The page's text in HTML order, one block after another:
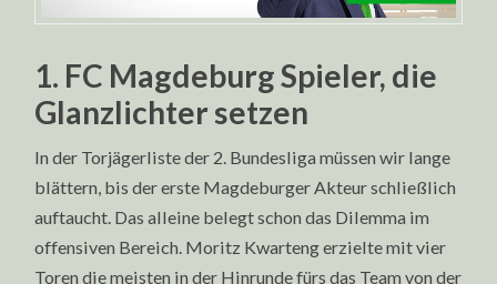
1. FC Magdeburg Spieler, die
Glanzlichter setzen
In der Torjägerliste der 2. Bundesliga müssen wir lange
blättern, bis der erste Magdeburger Akteur schließlich
auftaucht. Das alleine belegt schon das Dilemma im
offensiven Bereich. Moritz Kwarteng erzielte mit vier
Toren die meisten in der Hinrunde fürs das Team von der